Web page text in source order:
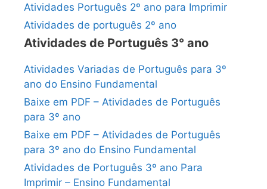
Atividades Português 2º ano para Imprimir
Atividades de português 2º ano
Atividades de Português 3° ano
Atividades Variadas de Português para 3º
ano do Ensino Fundamental
Baixe em PDF – Atividades de Português
para 3º ano
Baixe em PDF – Atividades de Português
para 3º ano do Ensino Fundamental
Atividades de Português 3º ano Para
Imprimir – Ensino Fundamental